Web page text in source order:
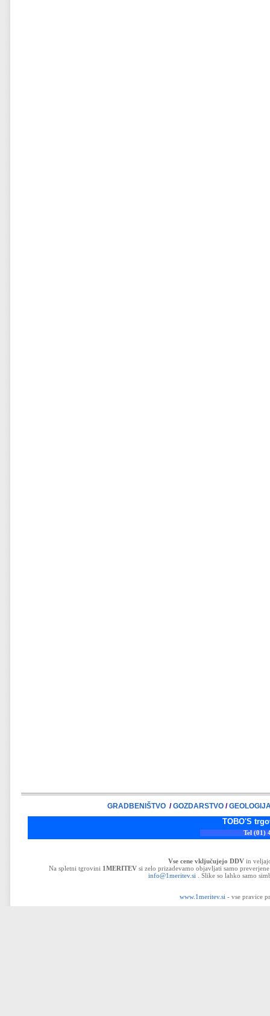
GRADBENIŠTVO /GOZDARSTVO/
TOBO'S trgovina
Tel (01) 43-32-
Vse cene vključujejo DDV in
Na spletni tgrovini 1MERITEVsi zelo prizadevamo objavljati samo
info@1meritev.si . Slike so lahko samo
www.1meritev.si - vse pravice